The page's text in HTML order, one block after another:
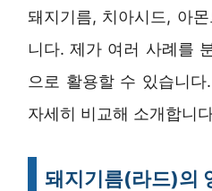
돼지기름, 치아시드, 아
니다. 제가 여러 사례를
으로 활용할 수 있습니
자세히 비교해 소개합니
돼지기름(라드)의